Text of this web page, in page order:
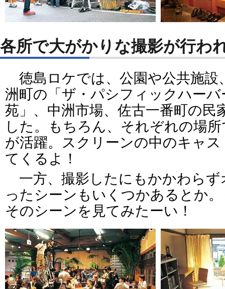
各所で大がかりな撮影が行わ
徳島ロケでは、公園や公共施設
洲町の「ザ・パシフィックハー
苑」、中洲市場、佐古一番町の民
した。もちろん、それぞれの場
が活躍。スクリーンの中のキャ
てくるよ！
一方、撮影したにもかかわら
ったシーンもいくつかあるとか
そのシーンを見てみたーい！